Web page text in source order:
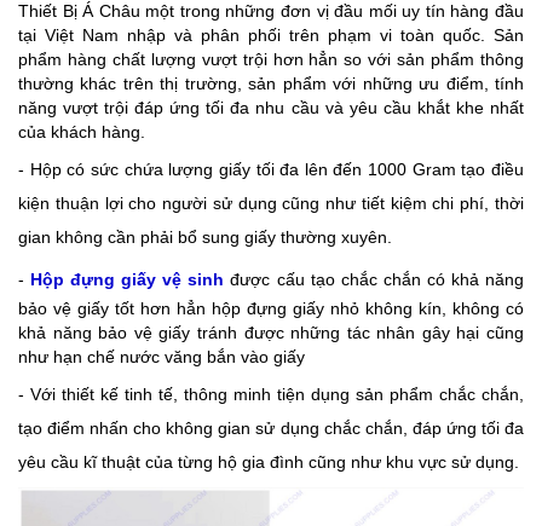
Thiết Bị Á Châu một trong những đơn vị đầu mối uy tín hàng đầu
tại Việt Nam nhập và phân phối trên phạm vi toàn quốc. Sản
phẩm hàng chất lượng vượt trội hơn hẳn so với sản phẩm thông
thường khác trên thị trường, sản phẩm với những ưu điểm, tính
năng vượt trội đáp ứng tối đa nhu cầu và yêu cầu khắt khe nhất
của khách hàng.
- Hộp có sức chứa lượng giấy tối đa lên đến 1000 Gram tạo điều
kiện thuận lợi cho người sử dụng cũng như tiết kiệm chi phí, thời
gian không cần phải bổ sung giấy thường xuyên.
- Hộp đựng giấy vệ sinh được cấu tạo chắc chắn có khả năng
bảo vệ giấy tốt hơn hẳn hộp đựng giấy nhỏ không kín, không có
khả năng bảo vệ giấy tránh được những tác nhân gây hại cũng
như hạn chế nước văng bắn vào giấy
- Với thiết kế tinh tế, thông minh tiện dụng sản phẩm chắc chắn,
tạo điểm nhấn cho không gian sử dụng chắc chắn, đáp ứng tối đa
yêu cầu kĩ thuật của từng hộ gia đình cũng như khu vực sử dụng.